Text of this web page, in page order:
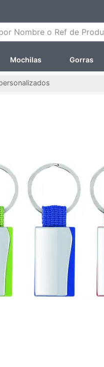
Nombre o Ref de
Mochilas Gorras